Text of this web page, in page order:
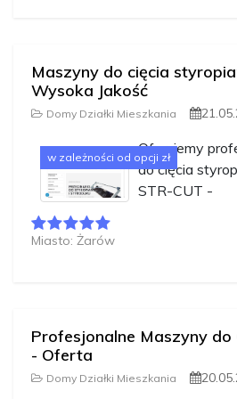
Maszyny do cięcia
Wysoka Jakość
Domy Działki Mieszkania
w zależności od opcji zł
Oferujemy
do cięcia
STR-CUT -
Miasto: Żarów
Profesjonalne Maszyny do
- Oferta
Domy Działki Mieszkania